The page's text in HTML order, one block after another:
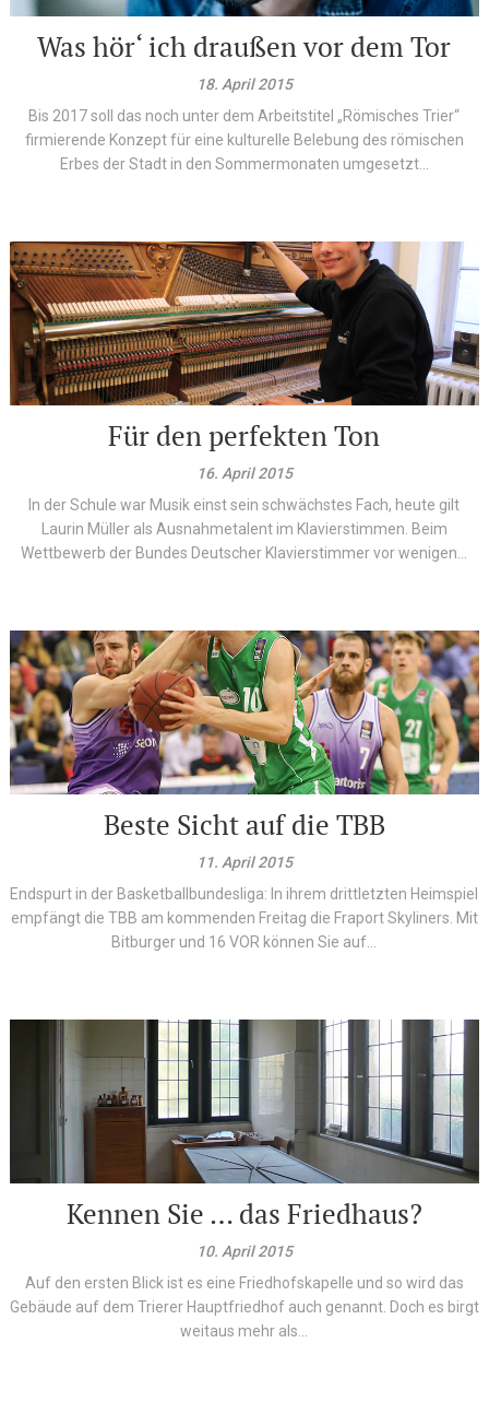
Was hör‘ ich draußen vor dem Tor
18. April 2015
Bis 2017 soll das noch unter dem Arbeitstitel „Römisches Trier“
firmierende Konzept für eine kulturelle Belebung des römischen
Erbes der Stadt in den Sommermonaten umgesetzt...
Für den perfekten Ton
16. April 2015
In der Schule war Musik einst sein schwächstes Fach, heute gilt
Laurin Müller als Ausnahmetalent im Klavierstimmen. Beim
Wettbewerb der Bundes Deutscher Klavierstimmer vor wenigen...
Beste Sicht auf die TBB
11. April 2015
Endspurt in der Basketballbundesliga: In ihrem drittletzten Heimspiel
empfängt die TBB am kommenden Freitag die Fraport Skyliners. Mit
Bitburger und 16 VOR können Sie auf...
Kennen Sie … das Friedhaus?
10. April 2015
Auf den ersten Blick ist es eine Friedhofskapelle und so wird das
Gebäude auf dem Trierer Hauptfriedhof auch genannt. Doch es birgt
weitaus mehr als...